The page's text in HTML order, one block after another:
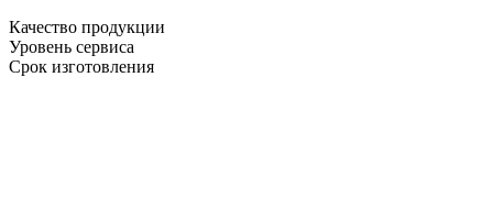
Качество продукции
Уровень сервиса
Срок изготовления